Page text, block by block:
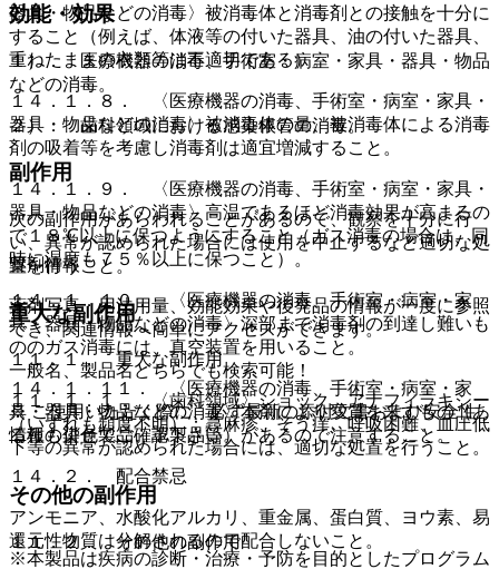
器具・物品などの消毒〉被消毒体と消毒剤との接触を十分に
すること（例えば、体液等の付いた器具、油の付いた器具、
重ねたままの衣類等は不適切である）。
１４．１．８． 〈医療機器の消毒、手術室・病室・家具・
器具・物品などの消毒〉被消毒体の量、被消毒体による消毒
剤の吸着等を考慮し消毒剤は適宜増減すること。
１４．１．９． 〈医療機器の消毒、手術室・病室・家具・
器具・物品などの消毒〉高温であるほど消毒効果が高まるの
で１８℃以上に保つようにすること（ガス消毒の場合は、同
時に湿度も７５％以上に保つこと）。
１４．１．１０． 〈医療機器の消毒、手術室・病室・家
具・器具・物品などの消毒〉深部まで消毒剤の到達し難いも
ののガス消毒には、真空装置を用いること。
１４．１．１１． 〈医療機器の消毒、手術室・病室・家
具・器具・物品などの消毒〉本剤により変質を来すもの（あ
る種の染色製品、革製品等）があるので注意すること。
１４．２． 配合禁忌
アンモニア、水酸化アルカリ、重金属、蛋白質、ヨウ素、易
還元性物質は分解されるので配合しないこと。
効能・効果
１）． 医療機器の消毒、手術室・病室・家具・器具・物品
などの消毒。
２）． 歯科領域における感染根管の消毒。
副作用
次の副作用があらわれることがあるので、観察を十分に行
い、異常が認められた場合には使用を中止するなど適切な処
置を行うこと。
重大な副作用
１１．１． 重大な副作用
１１．１．１． 〈歯科領域〉ショック、アナフィラキシー
（いずれも頻度不明）：蕁麻疹、そう痒、呼吸困難、血圧低
下等の異常が認められた場合には、適切な処置を行うこと。
その他の副作用
１１．２． その他の副作用
薬剤情報
薬剤写真、用法用量、効能効果や後発品の情報が一度に参照
でき、関連情報へ簡単にアクセスができます。
一般名、製品名どちらでも検索可能！
※ ご使用いただく際に、必ず最新の添付文書および安全性
情報も併せてご確認下さい。
※本製品は疾病の診断・治療・予防を目的としたプログラム